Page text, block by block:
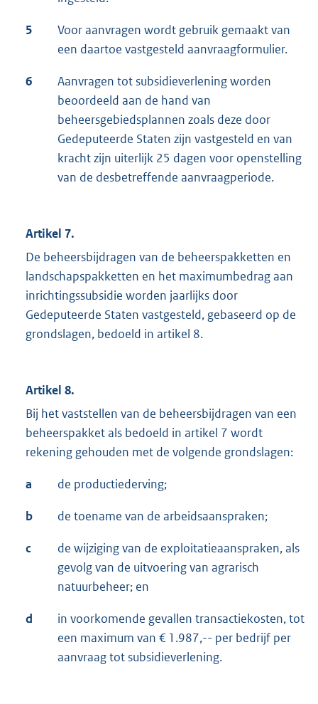
5
Voor aanvragen wordt gebruik gemaakt van
een daartoe vastgesteld aanvraagformulier.
6
Aanvragen tot subsidieverlening worden
beoordeeld aan de hand van
beheersgebiedsplannen zoals deze door
Gedeputeerde Staten zijn vastgesteld en van
kracht zijn uiterlijk 25 dagen voor openstelling
van de desbetreffende aanvraagperiode.
Artikel 7.
De beheersbijdragen van de beheerspakketten en
landschapspakketten en het maximumbedrag aan
inrichtingssubsidie worden jaarlijks door
Gedeputeerde Staten vastgesteld, gebaseerd op de
grondslagen, bedoeld in artikel 8.
Artikel 8.
Bij het vaststellen van de beheersbijdragen van een
beheerspakket als bedoeld in artikel 7 wordt
rekening gehouden met de volgende grondslagen:
a de productiederving;
b de toename van de arbeidsaanspraken;
c
de wijziging van de exploitatieaanspraken, als
gevolg van de uitvoering van agrarisch
natuurbeheer; en
d
in voorkomende gevallen transactiekosten, tot
een maximum van € 1.987,-- per bedrijf per
aanvraag tot subsidieverlening.